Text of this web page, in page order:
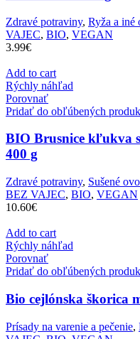
Zdravé potraviny, Ryža a iné
VAJEC, BIO, VEGAN
3.99€
Add to cart
Rýchly náhľad
Porovnať
Pridať do obľúbených
BIO Brusnice kľukva
400 g
Zdravé potraviny, Sušené
BEZ VAJEC, BIO, VEGAN
10.60€
Add to cart
Rýchly náhľad
Porovnať
Pridať do obľúbených
Bio cejlónska škorica
Prísady na varenie a pečenie,